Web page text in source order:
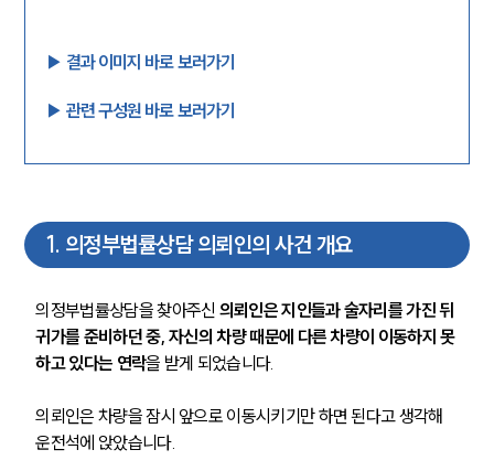
▶︎ 결과 이미지 바로 보러가기
▶︎ 관련 구성원 바로 보러가기
1. 의정부법률상담 의뢰인의 사건 개요
의정부법률상담을 찾아주신 의뢰인은 지인들과 술자리를 가진 뒤
귀가를 준비하던 중, 자신의 차량 때문에 다른 차량이 이동하지 못
하고 있다는 연락을 받게 되었습니다.
의뢰인은 차량을 잠시 앞으로 이동시키기만 하면 된다고 생각해
운전석에 앉았습니다.